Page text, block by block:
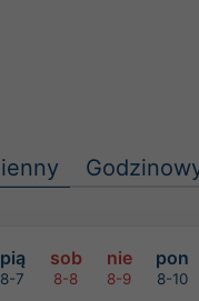
pią sob nie pon
8-7 8-8 8-9 8-10